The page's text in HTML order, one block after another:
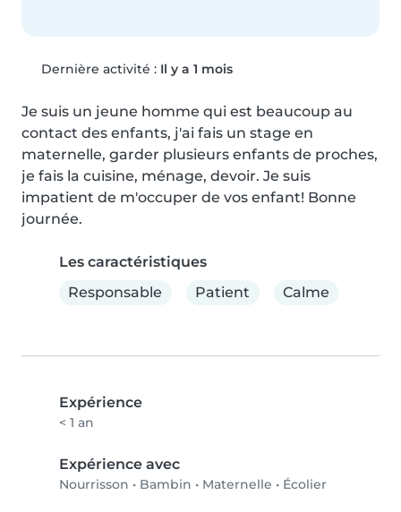
Dernière activité : Il y a 1 mois
Je suis un jeune homme qui est beaucoup au
contact des enfants, j'ai fais un stage en
maternelle, garder plusieurs enfants de proches,
je fais la cuisine, ménage, devoir. Je suis
impatient de m'occuper de vos enfant! Bonne
journée.
Les caractéristiques
Responsable
Patient Calme
Expérience
< 1 an
Expérience avec
Nourrisson • Bambin • Maternelle • Écolier